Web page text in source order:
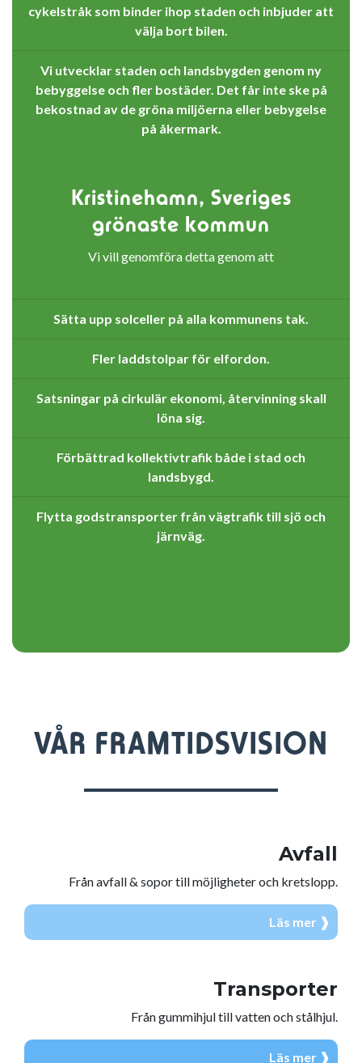
cykelstråk som binder ihop staden och inbjuder att
välja bort bilen.
Vi utvecklar staden och landsbygden genom ny
bebyggelse och fler bostäder. Det får inte ske på
bekostnad av de gröna miljöerna eller bebygelse
på åkermark.
Kristinehamn, Sveriges
grönaste kommun
Vi vill genomföra detta genom att
Sätta upp solceller på alla kommunens tak.
Fler laddstolpar för elfordon.
Satsningar på cirkulär ekonomi, återvinning skall
löna sig.
Förbättrad kollektivtrafik både i stad och
landsbygd.
Flytta godstransporter från vägtrafik till sjö och
järnväg.
VÅR FRAMTIDSVISION
Avfall
Från avfall & sopor till möjligheter och kretslopp.
Läs mer ❱
Transporter
Från gummihjul till vatten och stålhjul.
Läs mer ❱